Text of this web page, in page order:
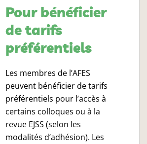
Pour bénéficier
de tarifs
préférentiels
Les membres de l’AFES
peuvent bénéficier de tarifs
préférentiels pour l’accès à
certains colloques ou à la
revue EJSS (selon les
modalités d’adhésion). Les